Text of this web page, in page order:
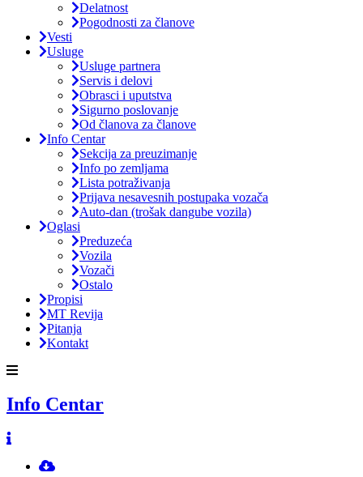
Delatnost
Pogodnosti za članove
Vesti
Usluge
Usluge partnera
Servis i delovi
Obrasci i uputstva
Sigurno poslovanje
Od članova za članove
Info Centar
Sekcija za preuzimanje
Info po zemljama
Lista potraživanja
Prijava nesavesnih postupaka vozača
Auto-dan (trošak dangube vozila)
Oglasi
Preduzeća
Vozila
Vozači
Ostalo
Propisi
MT Revija
Pitanja
Kontakt
Info Centar